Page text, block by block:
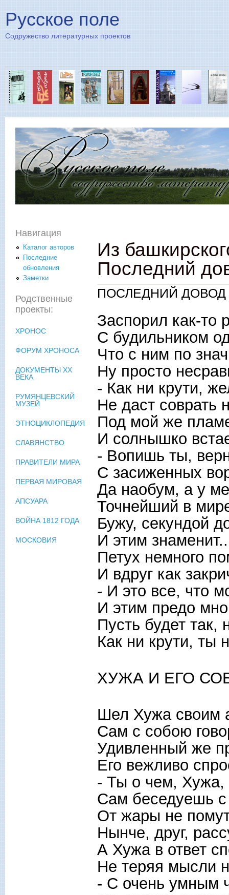
Русское поле
Содружество литературных проектов
Из
Последний
ПОСЛЕДНИЙ ДОВОД
Заспорил как-то
С будильником
Что с ним по
Ну просто
- Как ни крути,
Не даст соврать
Под мой же
И солнышко
- Вопишь ты,
С засиженных
Да наобум, а у
Точнейший в
Бужу, секундой
И этим
Петух немного
И вдруг как
- И это все, что
И этим предо
Пусть будет так,
Как ни крути, ты
ХУЖА И ЕГО
Шел Хужа своим
Сам с собою
Удивленный же
Его вежливо
- Ты о чем, Хужа,
Сам беседуешь с
От жары не
Нынче, друг,
А Хужа в ответ
Не теряя мысли
- С очень умным
Навигация
Каталог авторов
Последние
обновления
Заметки
Родственные
проекты:
ХРОНОС
ФОРУМ ХРОНОСА
ДОКУМЕНТЫ XX
ВЕКА
РУМЯНЦЕВСКИЙ
МУЗЕЙ
ЭТНОЦИКЛОПЕДИЯ
СЛАВЯНСТВО
ПРАВИТЕЛИ МИРА
ПЕРВАЯ МИРОВАЯ
АПСУАРА
ВОЙНА 1812 ГОДА
МОСКОВИЯ